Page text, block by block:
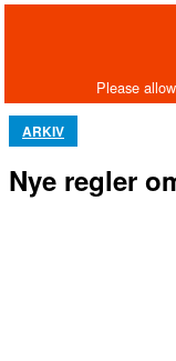
ARKIV
Nye regler